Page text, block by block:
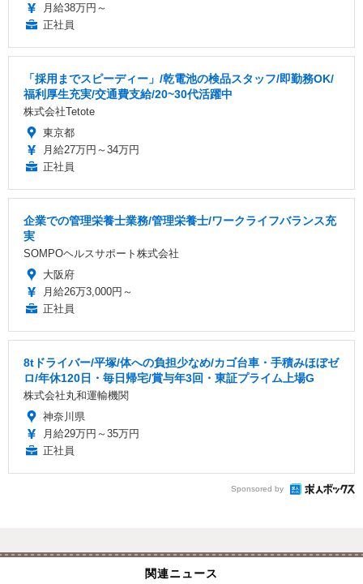
月給38万円～
正社員
「採用までスピーディー」/乾電池の検品スタッフ/即勤務OK/
福利厚生充実/交通費支給/20~30代活躍中
株式会社Tetote
東京都
月給27万円～34万円
正社員
企業での管理栄養士業務/管理栄養士/ワークライフバランス充
実
SOMPOヘルスサポート株式会社
大阪府
月給26万3,000円～
正社員
8tドライバー/平塚/体への負担少なめ/カゴ台車・手積みほぼゼ
ロ/年休120日・毎日帰宅/賞与年3回・東証プライム上場G
株式会社丸和運輸機関
神奈川県
月給29万円～35万円
正社員
Sponsored by
関連ニュース